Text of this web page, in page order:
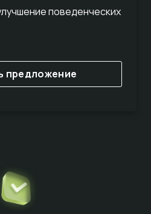
поведенческих
предложение